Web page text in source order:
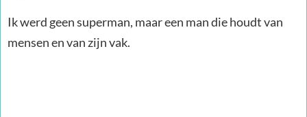
Ik werd geen superman, maar een man die houdt van
mensen en van zijn vak.